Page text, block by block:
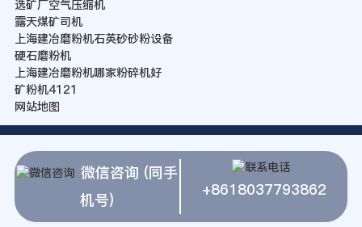
选矿厂空气压缩机
露天煤矿司机
上海建冶磨粉机石英砂砂粉设备
硬石磨粉机
上海建冶磨粉机哪家粉碎机好
矿粉机4121
网站地图
微信咨询 (同手
机号)
+8618037793862